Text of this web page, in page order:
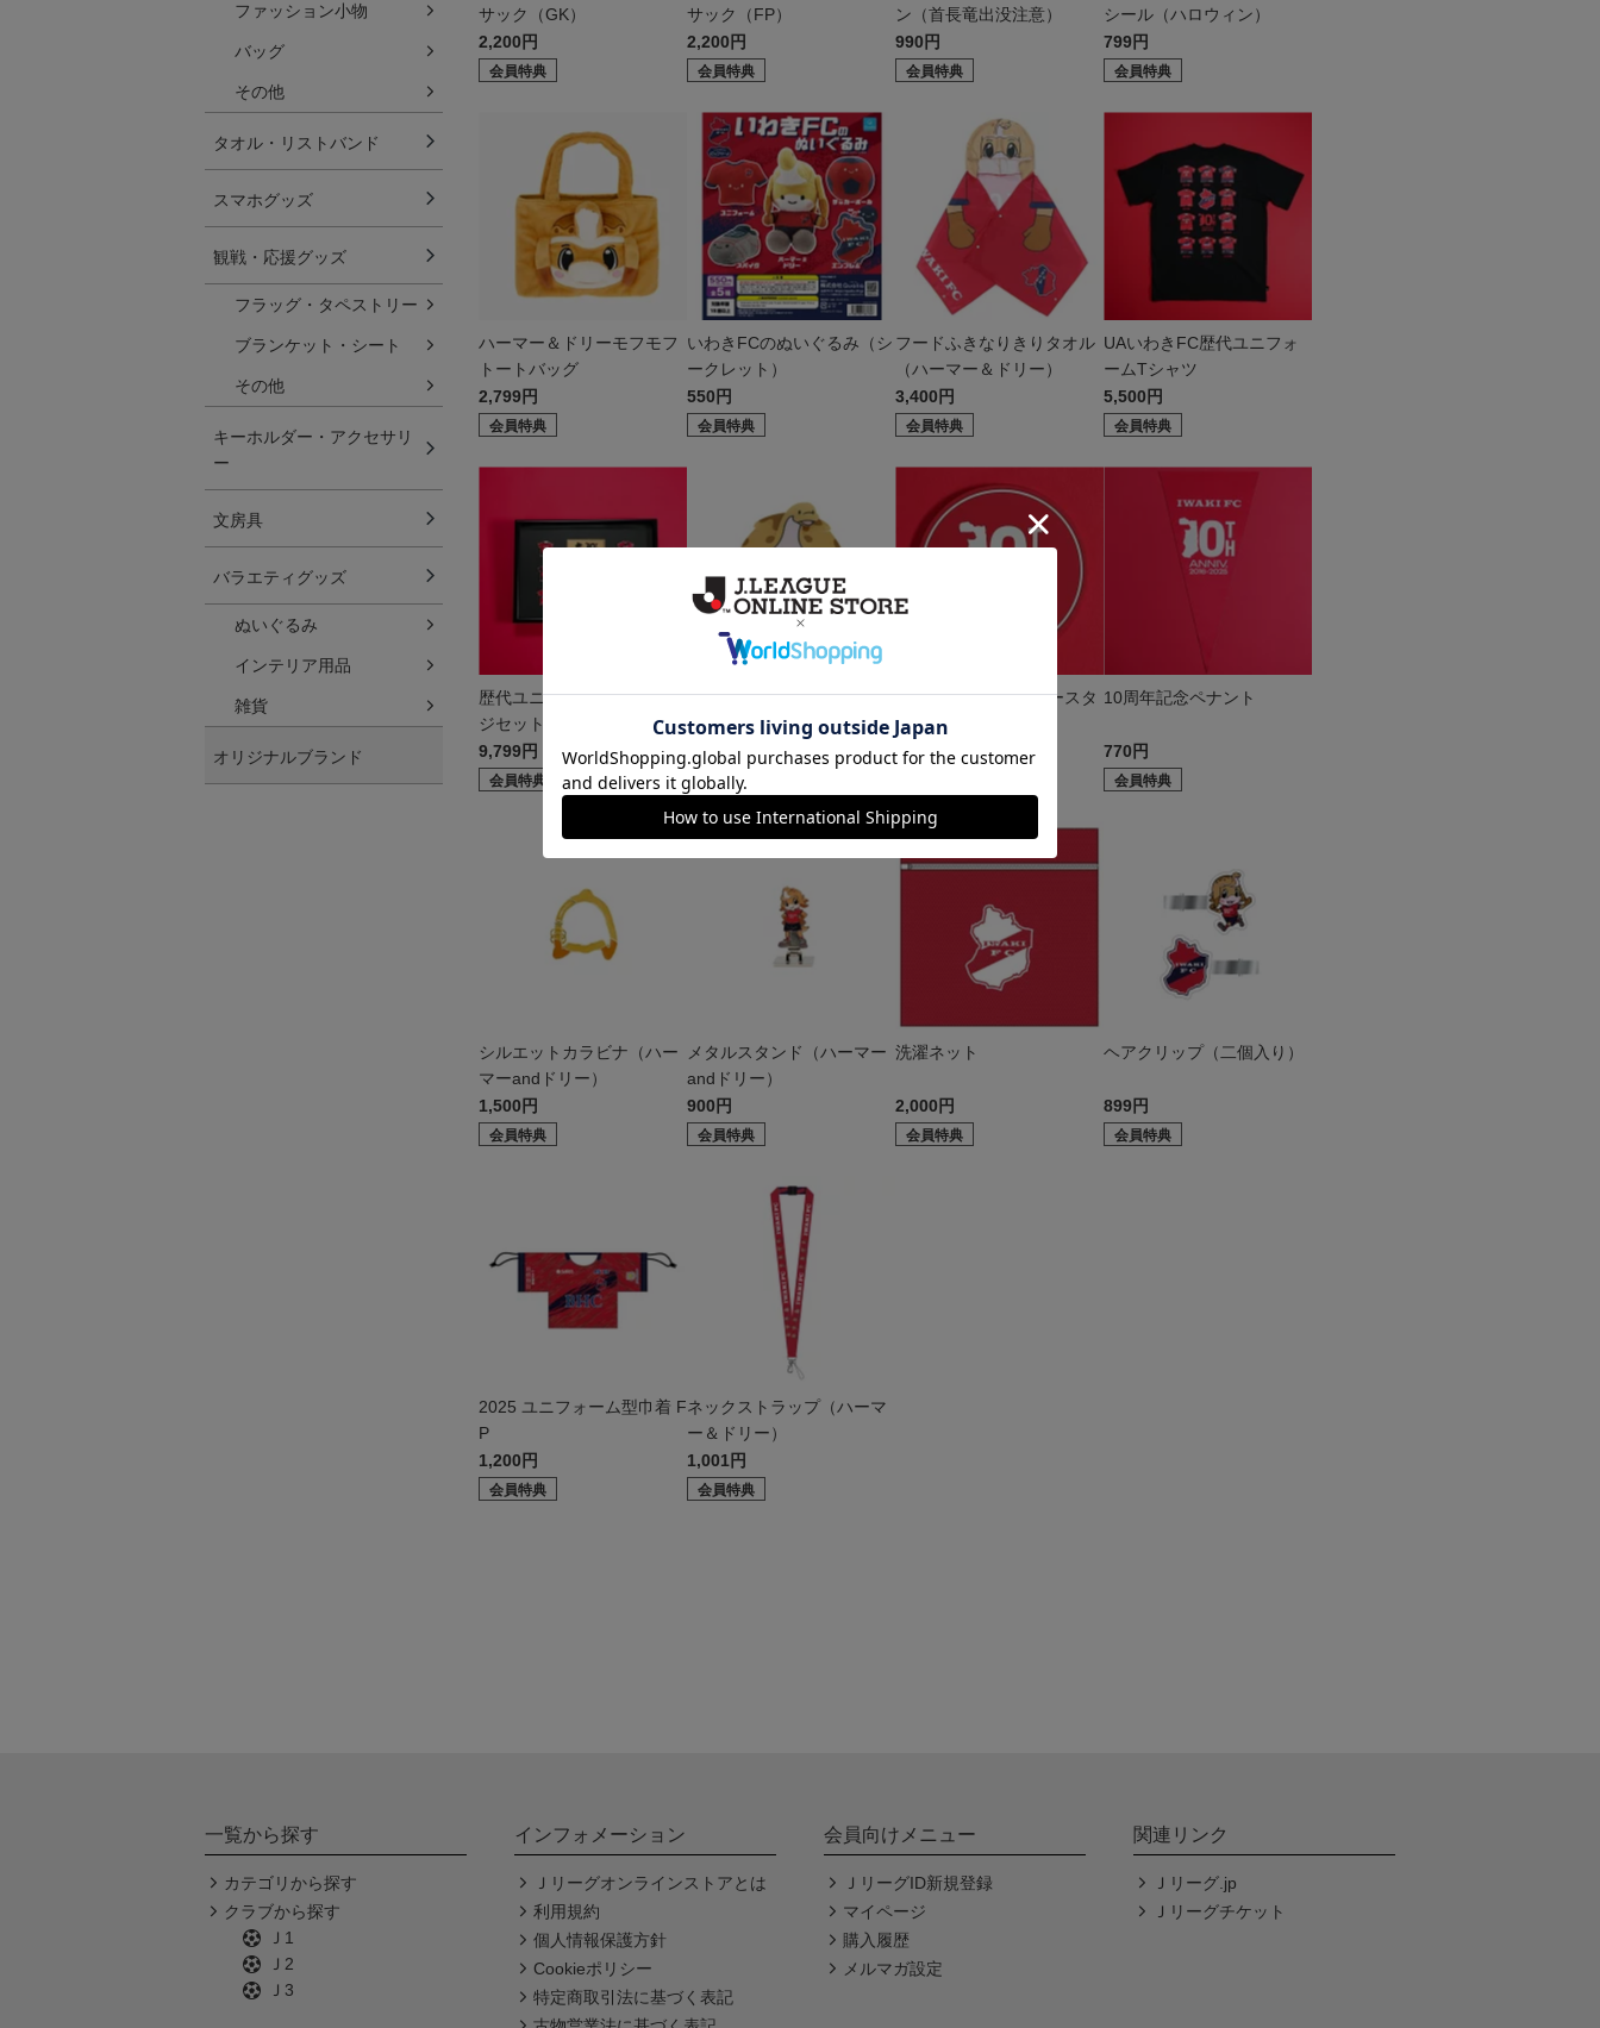
サック（GK）
2,200円
会員特典
サック（FP）
2,200円
会員特典
ン（首長竜出没注意）
990円
会員特典
シール（ハロウィン）
799円
会員特典
ハーマー＆ドリーモフモフ
トートバッグ
2,799円
会員特典
いわきFCのぬいぐるみ（シ
ークレット）
550円
会員特典
フードふきなりきりタオル
（ハーマー＆ドリー）
3,400円
会員特典
UAいわきFC歴代ユニフォ
ームTシャツ
5,500円
会員特典
歴代ユニフォームピンバッ
ジセット
9,799円
会員特典
組み立てお面（ハーマー＆
ドリー）
1,400円
会員特典
10周年記念ラバーコースタ
ー
990円
10周年記念ペナント
770円
会員特典
シルエットカラビナ（ハー
マーandドリー）
1,500円
会員特典
メタルスタンド（ハーマー
andドリー）
900円
会員特典
洗濯ネット
2,000円
会員特典
ヘアクリップ（二個入り）
899円
会員特典
2025 ユニフォーム型巾着 F
P
1,200円
会員特典
ネックストラップ（ハーマ
ー＆ドリー）
1,001円
会員特典
ファッション小物
バッグ
その他
タオル・リストバンド
スマホグッズ
観戦・応援グッズ
フラッグ・タペストリー
ブランケット・シート
その他
キーホルダー・アクセサリ
ー
文房具
バラエティグッズ
ぬいぐるみ
インテリア用品
雑貨
オリジナルブランド
一覧から探す
カテゴリから探す
クラブから探す
Ｊ1
Ｊ2
Ｊ3
インフォメーション
Ｊリーグオンラインストアとは
利用規約
個人情報保護方針
Cookieポリシー
特定商取引法に基づく表記
会員向けメニュー
ＪリーグID新規登録
マイページ
購入履歴
メルマガ設定
関連リンク
Ｊリーグ.jp
Ｊリーグチケット